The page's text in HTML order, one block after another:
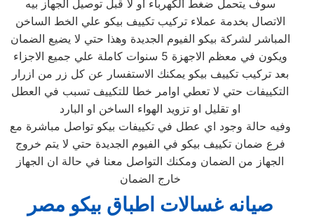
سوف يتحمل ضغط الكهرباء او لا قبل توصيل الجهاز بيه
الاتصال بخدمة عملاء تركيب تكييف بيكو علي الخط الساخن
المباشر لشركة بيكو الفيوم الجديدة وهذا حتي لا يضيع الضمان
ويكون في معظم الاجهزة 5 سنوات كاملة علي جميع الاجزاء
بعد تركيب تكييف بيكو يمكنك الاستفسار عن كل زر من ازرار
التكييفات حتي لا تعطي اوامر خطا للتكييف تسبب في العطل
او تقليل او تزويد الهواء الساخن او البارد
وفيه حالة وجود اي عطل في تكييفات بيكو تواصل مباشرة مع
فرع ضمان تكييف بيكو في الفيوم الجديدة حتي لا يتم خروج
الجهاز من الضمان ومكنك التواصل معنا في حالة ان الجهاز
خارج الضمان
صيانه غسالات اطباق بيكو مصر